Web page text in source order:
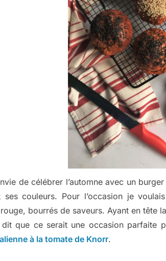
de célébrer l’automne avec un
ses couleurs. Pour l’occasion je
bourrés de saveurs. Ayant en tête
dit que ce serait une occasion parfaite
à la tomate de Knorr.